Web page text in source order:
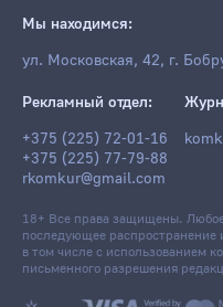
Мы находимся:
ул. Московская, 42, г.
Рекламный отдел: